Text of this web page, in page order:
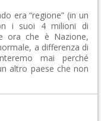
era “regione” (in un
i suoi 4 milioni di
ora che è Nazione,
a differenza di
mai perché
altro paese che non